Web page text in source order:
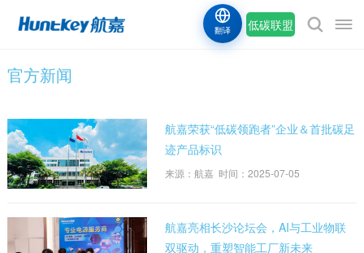
低碳联盟
翻译
官方新闻
航嘉荣获“低碳领跑者”企业＆首批碳足
迹产品标识
来源：航嘉 时间：2025-07-05
航嘉亮相长沙论坛会，AI与工业物联
双驱动，重塑智能工厂新未来